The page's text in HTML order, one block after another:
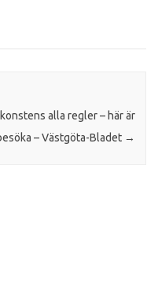
alla regler – här är
– Västgöta-Bladet →